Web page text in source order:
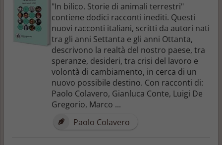
"In bilico. Storie di animali terrestri"
contiene dodici racconti inediti. Questi
nuovi racconti italiani, scritti da autori nati
tra gli anni Settanta e gli anni Ottanta,
descrivono la realtà del nostro paese, tra
speranze, desideri, tra crisi del lavoro e
volontà di cambiamento, in cerca di un
nuovo possibile destino. Con racconti di:
Paolo Colavero, Gianluca Conte, Luigi De
Gregorio, Marco ...
Paolo Colavero